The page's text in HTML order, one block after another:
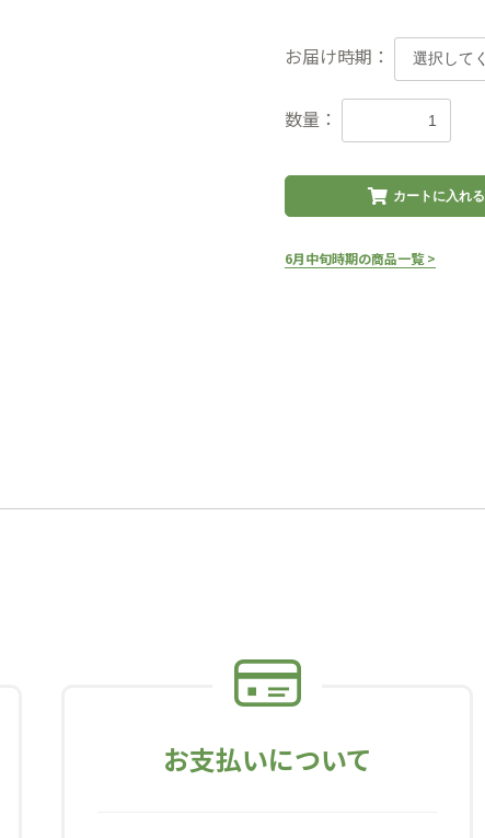
お届け時期：
数量：
カートに入れる
6月中旬時期の商品一覧 >
お支払いについて